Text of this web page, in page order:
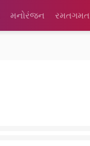
મનોરંજન રમતગમત